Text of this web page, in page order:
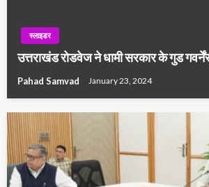
स्लाइडर
उत्तराखंड रोडवेज ने धामी सरकार के गुड
Pahad Samvad January 23, 2024